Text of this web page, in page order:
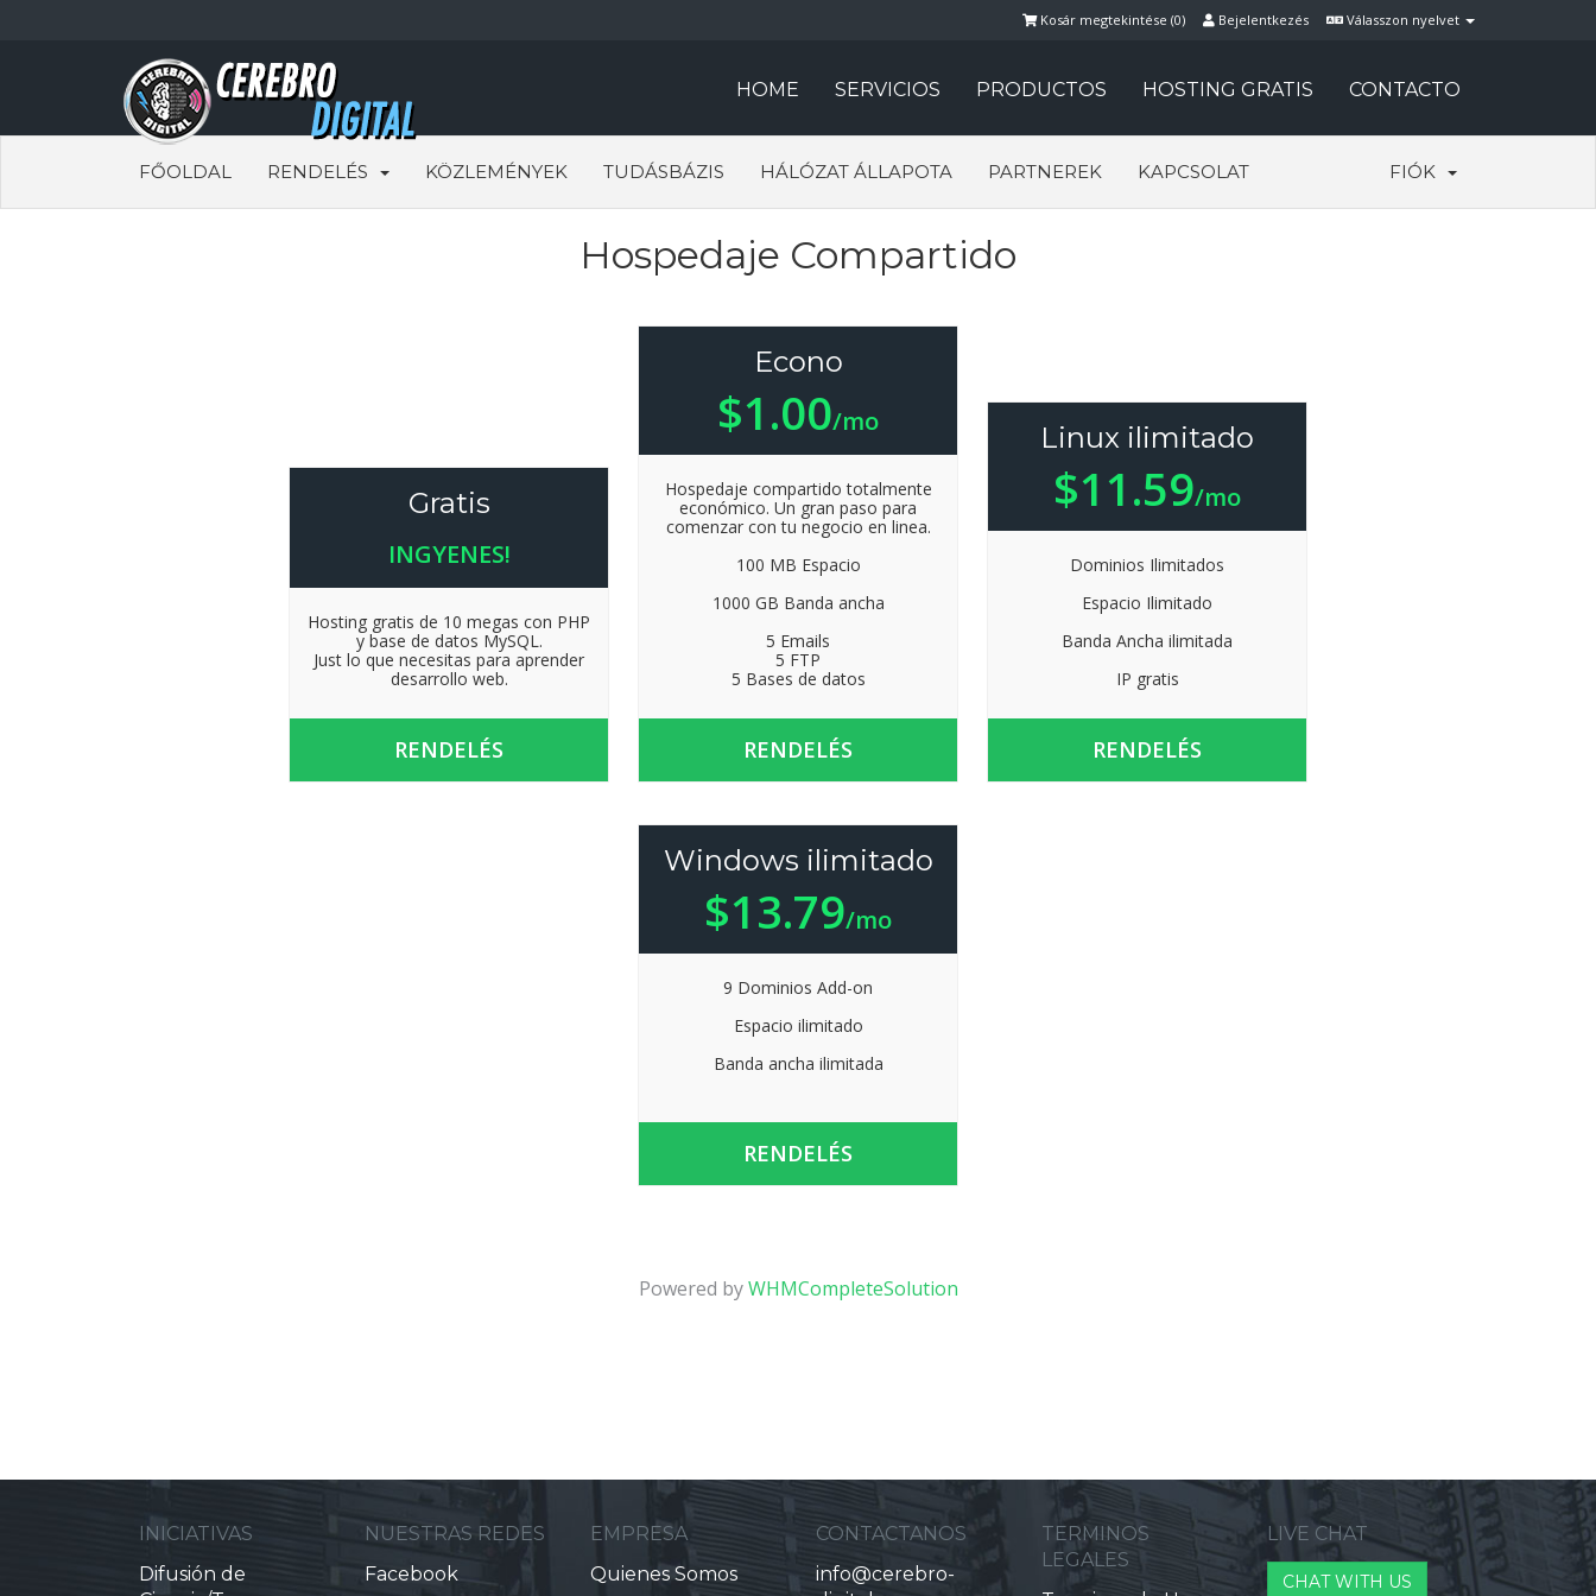
Válasszon nyelvet
Bejelentkezés
Kosár megtekintése (0)
HOME SERVICIOS PRODUCTOS HOSTING GRATIS CONTACTO
FŐOLDAL RENDELÉS KÖZLEMÉNYEK TUDÁSBÁZIS HÁLÓZAT ÁLLAPOTA PARTNEREK KAPCSOLAT FIÓK
Hospedaje Compartido
Gratis
INGYENES!
Hosting gratis de 10 megas con PHP
y base de datos MySQL.
Just lo que necesitas para aprender
desarrollo web.
RENDELÉS
Econo
$1.00/mo
Hospedaje compartido totalmente
económico. Un gran paso para
comenzar con tu negocio en linea.
100 MB Espacio
1000 GB Banda ancha
5 Emails
5 FTP
5 Bases de datos
RENDELÉS
Linux ilimitado
$11.59/mo
Dominios Ilimitados
Espacio Ilimitado
Banda Ancha ilimitada
IP gratis
RENDELÉS
Windows ilimitado
$13.79/mo
9 Dominios Add-on
Espacio ilimitado
Banda ancha ilimitada
RENDELÉS
Powered byWHMCompleteSolution
INICIATIVAS
Difusión de
NUESTRAS REDES
Facebook
EMPRESA
Quienes Somos
CONTACTANOS
info@cerebro-
TERMINOS
LEGALES
LIVE CHAT
CHAT WITH US